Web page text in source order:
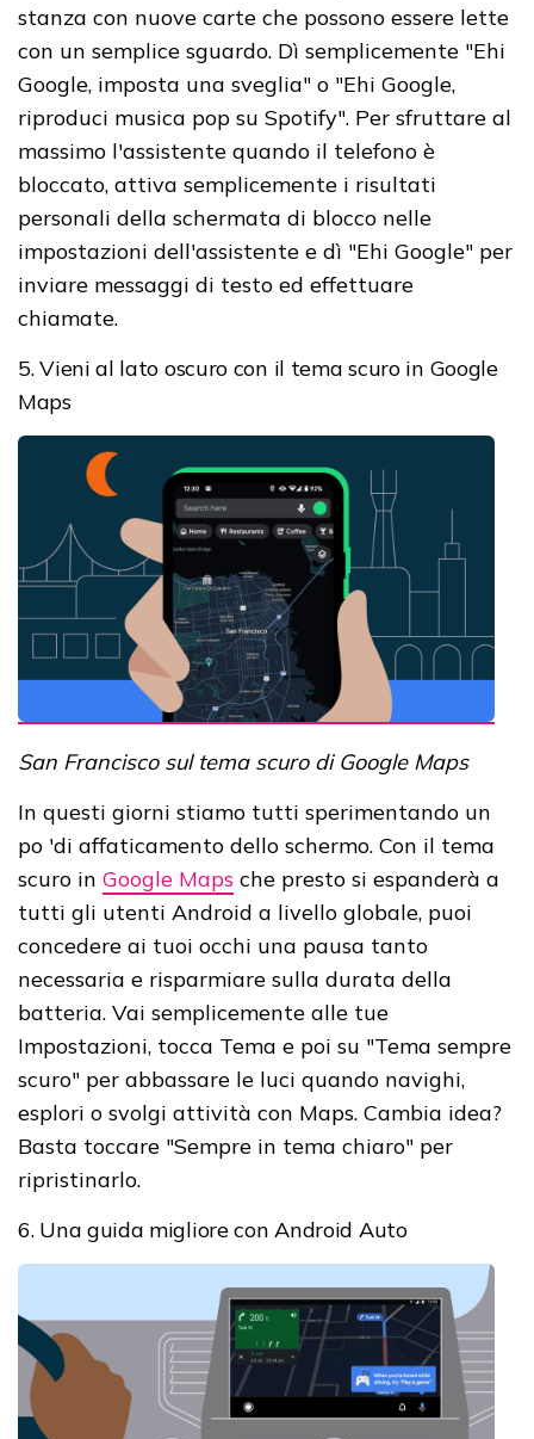
stanza con nuove carte che possono essere lette
con un semplice sguardo. Dì semplicemente "Ehi
Google, imposta una sveglia" o "Ehi Google,
riproduci musica pop su Spotify". Per sfruttare al
massimo l'assistente quando il telefono è
bloccato, attiva semplicemente i risultati
personali della schermata di blocco nelle
impostazioni dell'assistente e dì "Ehi Google" per
inviare messaggi di testo ed effettuare
chiamate.
5. Vieni al lato oscuro con il tema scuro in Google
Maps
San Francisco sul tema scuro di Google Maps
In questi giorni stiamo tutti sperimentando un
po 'di affaticamento dello schermo. Con il tema
scuro in Google Maps che presto si espanderà a
tutti gli utenti Android a livello globale, puoi
concedere ai tuoi occhi una pausa tanto
necessaria e risparmiare sulla durata della
batteria. Vai semplicemente alle tue
Impostazioni, tocca Tema e poi su "Tema sempre
scuro" per abbassare le luci quando navighi,
esplori o svolgi attività con Maps. Cambia idea?
Basta toccare "Sempre in tema chiaro" per
ripristinarlo.
6. Una guida migliore con Android Auto